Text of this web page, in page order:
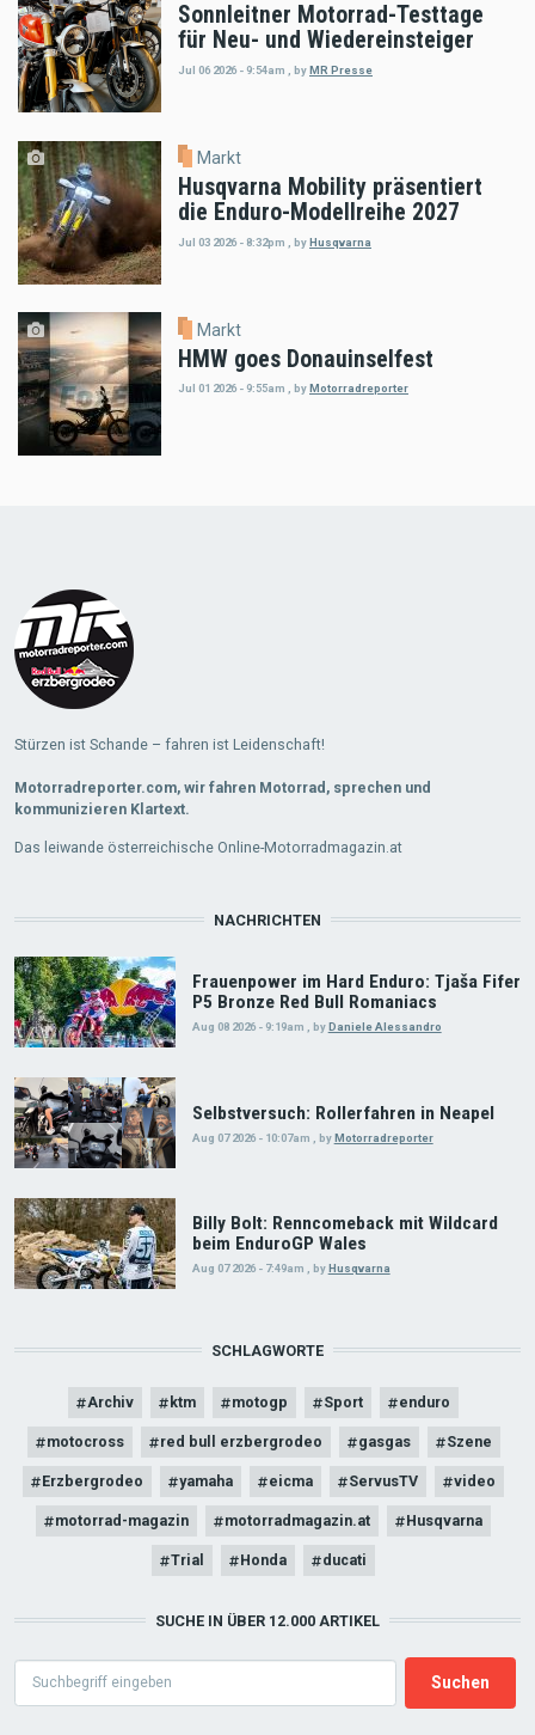
Sonnleitner Motorrad-Testtage
für Neu- und Wiedereinsteiger
Jul 06 2026 - 9:54am byMR Presse
Markt
Husqvarna Mobility präsentiert
die Enduro-Modellreihe 2027
Jul 03 2026 - 8:32pm byHusqvarna
Markt
HMW goes Donauinselfest
Jul 01 2026 - 9:55am , byMotorradreporter
Stürzen ist Schande – fahren ist Leidenschaft!
Motorradreporter.com, wir fahren Motorrad, sprechen und
kommunizieren Klartext.
Das leiwande österreichische Online-Motorradmagazin.at
NACHRICHTEN
Frauenpower im Hard Enduro: Tjaša Fifer
P5 Bronze Red Bull Romaniacs
Aug 08 2026 - 9:19am , by Daniele Alessandro
Selbstversuch: Rollerfahren in Neapel
Aug 07 2026 - 10:07am byMotorradreporter
Billy Bolt: Renncomeback mit Wildcard
beim EnduroGP Wales
Aug 07 2026 - 7:49am byHusqvarna
SCHLAGWORTE
Archiv ktm motogp Sport enduro
motocross red bull erzbergrodeo gasgas Szene
Erzbergrodeo yamaha eicma ServusTV video
motorrad-magazin motorradmagazin.at Husqvarna
Trial Honda ducati
SUCHE IN ÜBER 12.000 ARTIKEL